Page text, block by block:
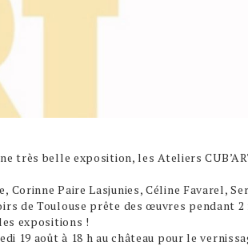
très belle exposition, les Ateliers
Corinne Paire Lasjunies, Céline Favarel,
de Toulouse prête des œuvres pendant 2
expositions !
19 août à 18 h au château pour le